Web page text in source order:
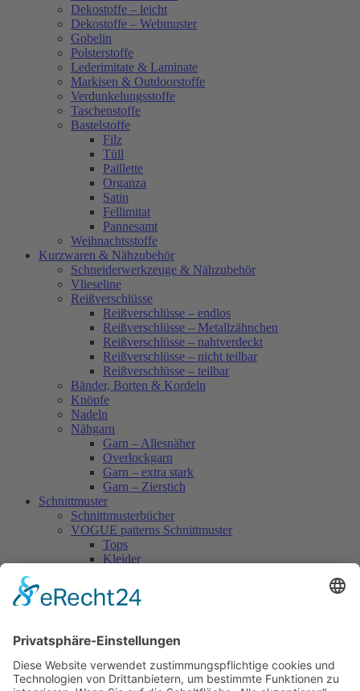
Dekostoffe – leicht
Dekostoffe – Webmuster
Gobelin
Polsterstoffe
Lederimitate & Laminate
Markisen & Outdoorstoffe
Verdunkelungsstoffe
Taschenstoffe
Bastelstoffe
Filz
Tüll
Paillette
Organza
Satin
Fellimitat
Pannesamt
Weihnachtsstoffe
Kurzwaren & Nähzubehör
Schneiderwerkzeuge & Nähzubehör
Vlieseline
Reißverschlüsse
Reißverschlüsse – endlos
Reißverschlüsse – Metallzähnchen
Reißverschlüsse – nahtverdeckt
Reißverschlüsse – nicht teilbar
Reißverschlüsse – teilbar
Bänder, Borten & Kordeln
Knöpfe
Nadeln
Nähgarn
Garn – Allesnäher
Overlockgarn
Garn – extra stark
Garn – Zierstich
Schnittmuster
Schnittmusterbücher
VOGUE patterns Schnittmuster
Tops
Kleider
Homewear
Jacken & Mäntel
Kids
Accessoires
Einzelschnittmuster Burda